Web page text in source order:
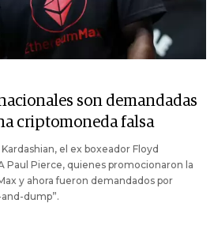
son demandadas
criptomoneda falsa
el ex boxeador Floyd
Paul Pierce, quienes promocionaron la
y ahora fueron demandados por
dump”.